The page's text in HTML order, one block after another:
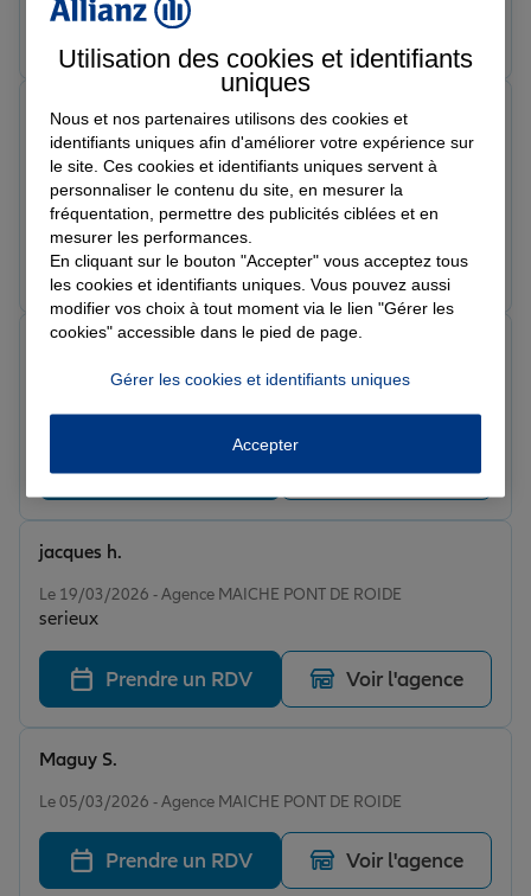
Prendre un RDV
Le 07/04/2026 - Agence MAICHE PONT DE ROIDE
Parfait pour assurer une Porsche Boxster. Possibilité
d'avoir une assurance si on fait un tour sur circuit de
temps en temps . Service efficace si on des questions
ou un soucis
Pierre-Francois R.
Prendre un RDV Voir l'agence
Le 28/03/2026 - Agence MAICHE PONT DE ROIDE
Parfait tres bon accueil
Jonathan J.
Prendre un RDV Voir l'agence
Le 19/03/2026 - Agence MAICHE PONT DE ROIDE
serieux
jacques h.
Prendre un RDV Voir l'agence
Le 05/03/2026 - Agence MAICHE PONT DE ROIDE
Maguy S.
Prendre un RDV Voir l'agence
Utilisation des cookies et identifiants
uniques
Nous et nos partenaires utilisons des cookies et
identifiants uniques afin d'améliorer votre expérience sur
le site. Ces cookies et identifiants uniques servent à
personnaliser le contenu du site, en mesurer la
fréquentation, permettre des publicités ciblées et en
mesurer les performances.
En cliquant sur le bouton "Accepter" vous acceptez tous
les cookies et identifiants uniques. Vous pouvez aussi
modifier vos choix à tout moment via le lien "Gérer les
cookies" accessible dans le pied de page.
Gérer les cookies et identifiants uniques
Accepter